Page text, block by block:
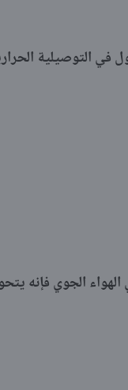
التوصيلية
الجوي فإنه